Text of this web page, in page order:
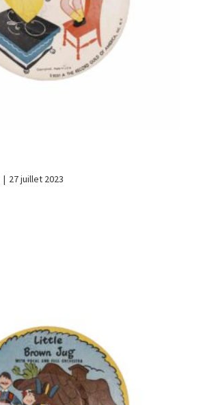
| 27 juillet 2023